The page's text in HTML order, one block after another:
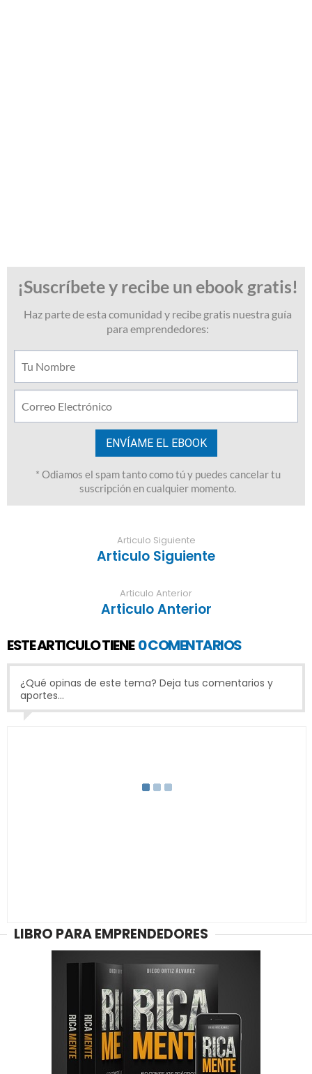
Articulo Siguiente
Articulo Siguiente
Articulo Anterior
Articulo Anterior
ESTE ARTICULO TIENE 0 COMENTARIOS
¿Qué opinas de este tema? Deja tus comentarios y
aportes...
LIBRO PARA EMPRENDEDORES